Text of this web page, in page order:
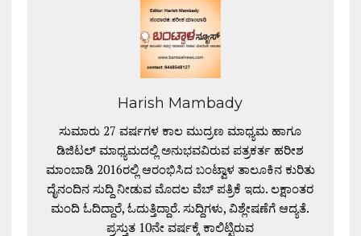
Harish Mambady
ಸುಮಾರು 27 ವರ್ಷಗಳ ಕಾಲ ಮುದ್ರಣ ಮಾಧ್ಯಮ ಹಾಗೂ
ಡಿಜಿಟಲ್ ಮಾಧ್ಯಮದಲ್ಲಿ ಅನುಭವವಿರುವ ಪತ್ರಕರ್ತ ಹರೀಶ
ಮಾಂಬಾಡಿ 2016ರಲ್ಲಿ ಆರಂಭಿಸಿದ ಬಂಟ್ವಾಳ ತಾಲೂಕಿನ ಕುರಿತು
ದೈನಂದಿನ ಸುದ್ದಿ ನೀಡುವ ಮೊದಲ ವೆಬ್ ಪತ್ರಿಕೆ ಇದು. ಲಕ್ಷಾಂತರ
ಮಂದಿ ಓದಿದ್ದಾರೆ, ಓದುತ್ತಿದ್ದಾರೆ. ಸುದ್ದಿಗಳು, ವಿಶ್ಲೇಷಣೆಗೆ ಆದ್ಯತೆ.
ಪ್ರಸ್ತುತ 10ನೇ ವರ್ಷಕ್ಕೆ ಕಾಲಿಟ್ಟಿರುವ